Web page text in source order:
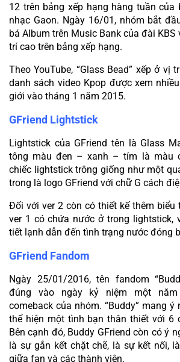
12 trên bảng xếp hạng hàng tuần của
nhạc Gaon. Ngày 16/01, nhóm bắt
bá Album trên Music Bank của đài
trí cao trên bảng xếp hạng.
Theo YouTube, “Glass Bead” xếp ở vị
danh sách video Kpop được xem
giới vào tháng 1 năm 2015.
GFriend Lightstick
Lightstick của GFriend tên là Glass
tông màu đen – xanh – tím là màu
chiếc lightstick trông giống như một
trong là logo GFriend với chữ G cách
Đối với ver 2 còn có thiết kế thêm biểu
ver 1 có chứa nước ở trong lightstick,
tiết lạnh dẫn đến tình trạng nước đóng
GFriend Fandom
Ngày 25/01/2016, tên fandom
đúng vào ngày kỷ niệm một
comeback của nhóm. “Buddy” mang ý
thể hiện một tình bạn thân thiết với 6
Bên cạnh đó, Buddy GFriend còn có ý
là sự gắn kết chặt chẽ, là sự kết nối,
giữa fan và các thành viên.